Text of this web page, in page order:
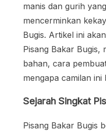
manis dan gurih
mencerminkan
Bugis. Artikel ini
Pisang Bakar Bugis,
bahan, cara
mengapa camilan ini
Sejarah Singkat
Pisang Bakar Bugis